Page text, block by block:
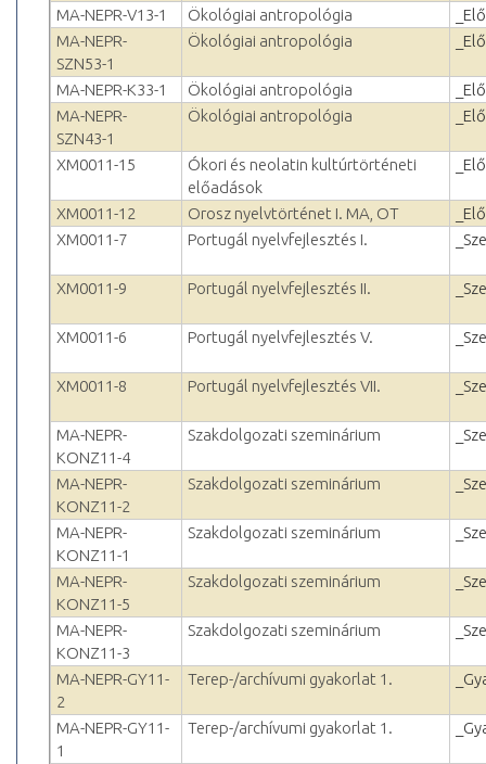
MA-NEPR-V13-1 Ökológiai antropológia
MA-NEPR-
SZN53-1
Ökológiai antropológia
MA-NEPR-K33-1 Ökológiai antropológia
MA-NEPR-
SZN43-1
Ökológiai antropológia
XM0011-15
Ókori és neolatin kultúrtörténeti
előadások
XM0011-12 Orosz nyelvtörténet I. MA, OT
XM0011-7
Portugál nyelvfejlesztés I.
XM0011-9 Portugál nyelvfejlesztés II.
XM0011-6 Portugál nyelvfejlesztés V.
XM0011-8 Portugál nyelvfejlesztés VII.
MA-NEPR-
KONZ11-4
Szakdolgozati szeminárium
MA-NEPR-
KONZ11-2
Szakdolgozati szeminárium
MA-NEPR-
KONZ11-1
Szakdolgozati szeminárium
MA-NEPR-
KONZ11-5
Szakdolgozati szeminárium
MA-NEPR-
KONZ11-3
Szakdolgozati szeminárium
MA-NEPR-GY11-
2
Terep-/archívumi gyakorlat 1.
MA-NEPR-GY11-
1
Terep-/archívumi gyakorlat 1.